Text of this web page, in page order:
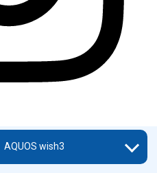
AQUOS wish3